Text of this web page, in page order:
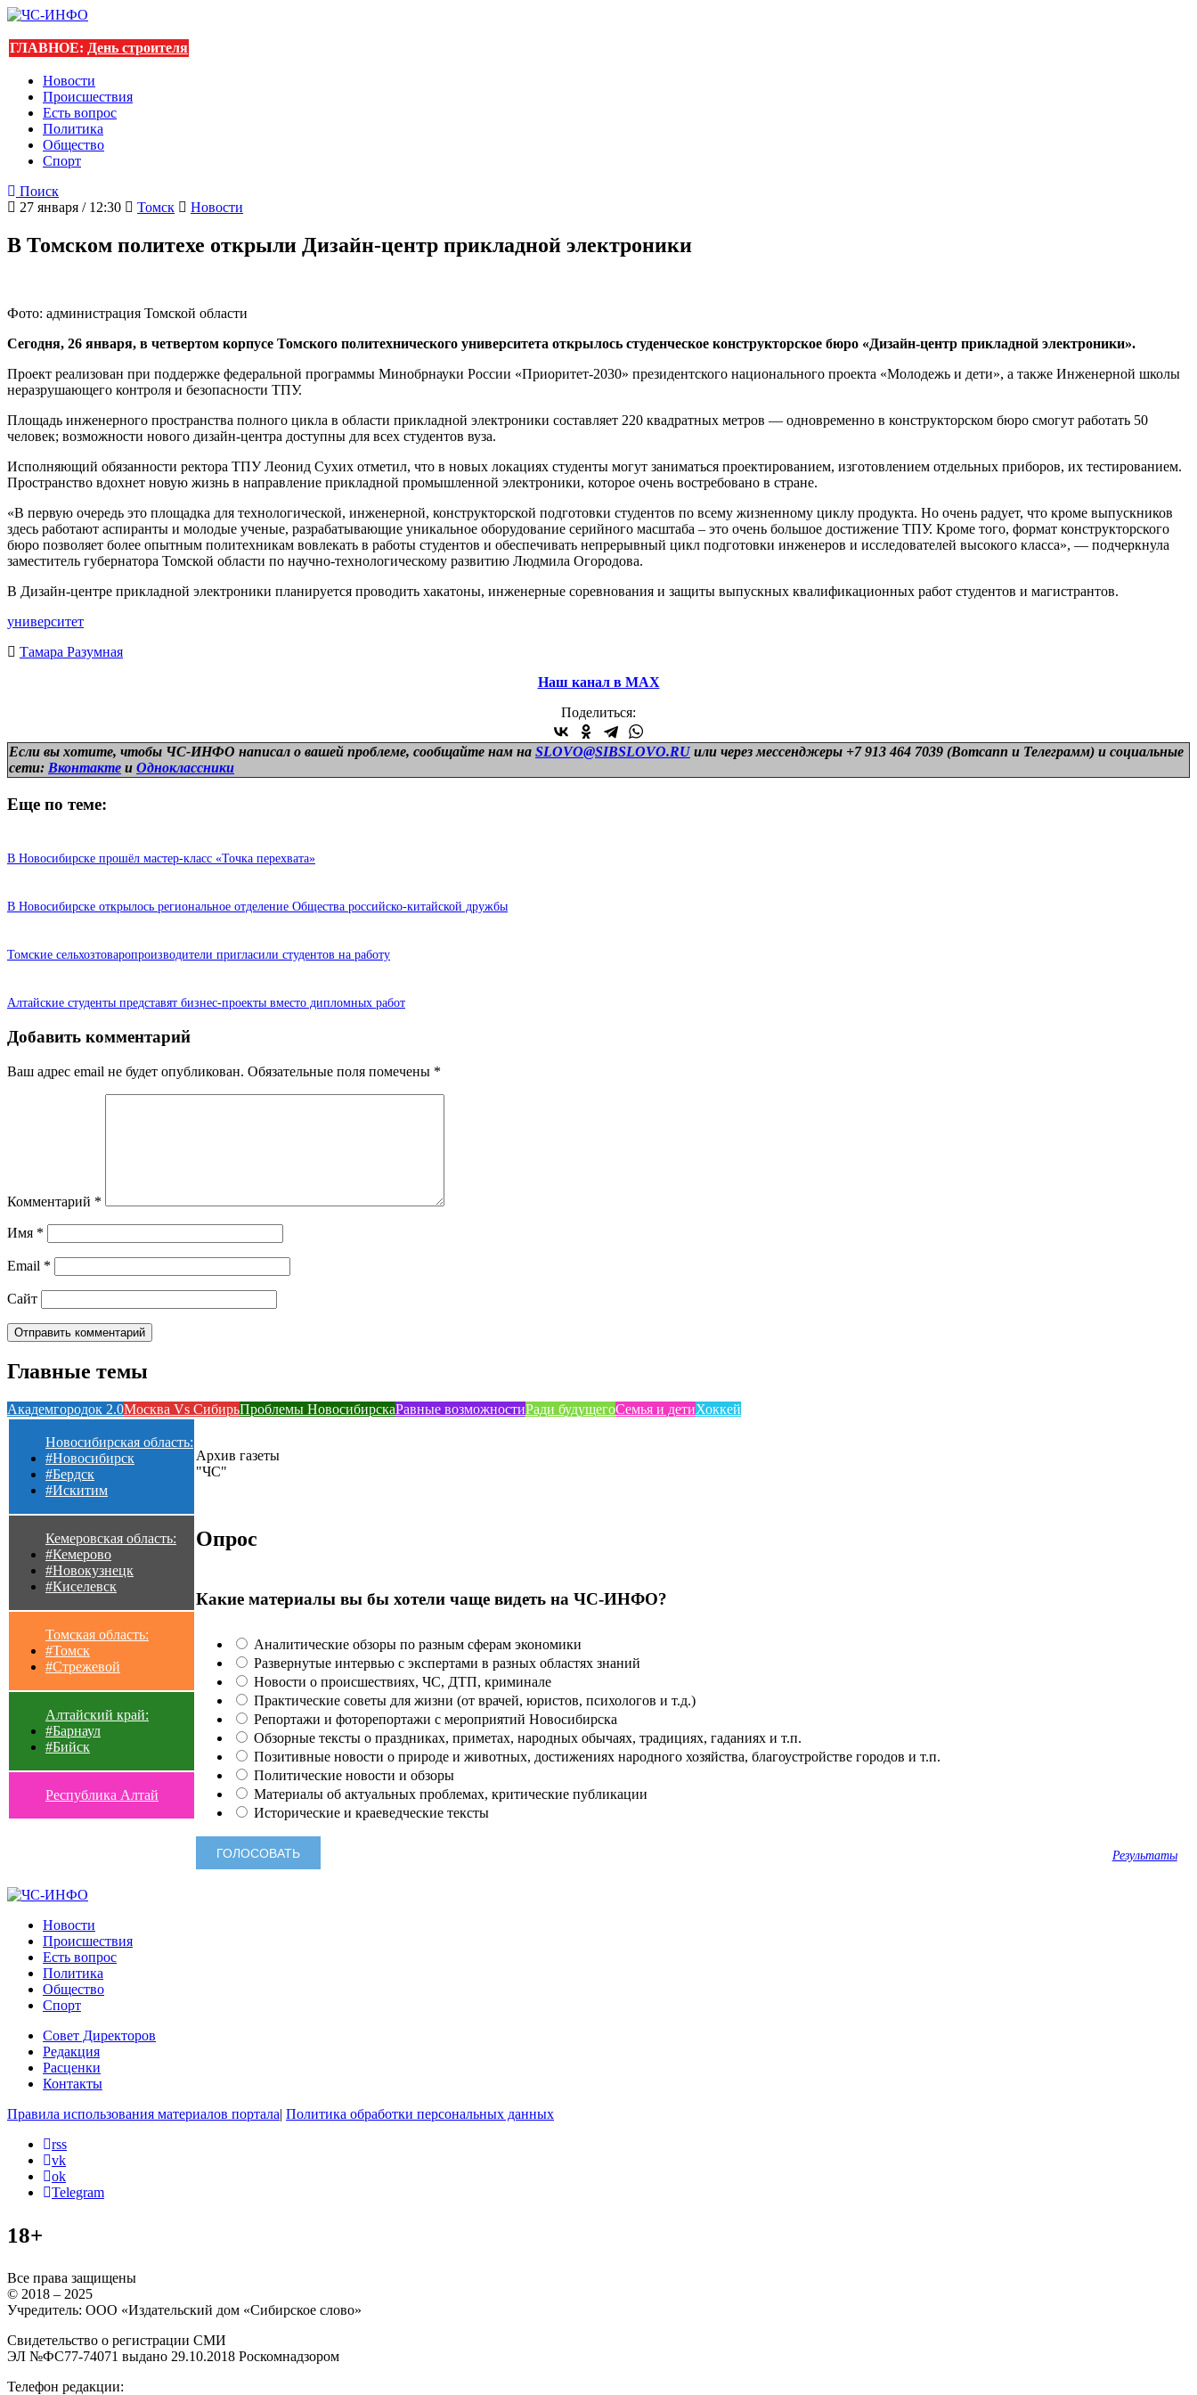
ГЛАВНОЕ: День строителя
Новости
Происшествия
Есть вопрос
Политика
Общество
Спорт
Поиск
27 января / 12:30
Томск Новости
В Томском политехе открыли Дизайн-центр прикладной электроники
Фото: администрация Томской области
Сегодня, 26 января, в четвертом корпусе Томского политехнического университета открылось студенческое конструкторское бюро «Дизайн-центр прикладной электроники».
Проект реализован при поддержке федеральной программы Минобрнауки России «Приоритет-2030» президентского национального проекта «Молодежь и дети», а также Инженерной школы
неразрушающего контроля и безопасности ТПУ.
Площадь инженерного пространства полного цикла в области прикладной электроники составляет 220 квадратных метров — одновременно в конструкторском бюро смогут работать 50
человек; возможности нового дизайн-центра доступны для всех студентов вуза.
Исполняющий обязанности ректора ТПУ Леонид Сухих отметил, что в новых локациях студенты могут заниматься проектированием, изготовлением отдельных приборов, их тестированием.
Пространство вдохнет новую жизнь в направление прикладной промышленной электроники, которое очень востребовано в стране.
«В первую очередь это площадка для технологической, инженерной, конструкторской подготовки студентов по всему жизненному циклу продукта. Но очень радует, что кроме выпускников
здесь работают аспиранты и молодые ученые, разрабатывающие уникальное оборудование серийного масштаба – это очень большое достижение ТПУ. Кроме того, формат конструкторского
бюро позволяет более опытным политехникам вовлекать в работы студентов и обеспечивать непрерывный цикл подготовки инженеров и исследователей высокого класса», — подчеркнула
заместитель губернатора Томской области по научно-технологическому развитию Людмила Огородова.
В Дизайн-центре прикладной электроники планируется проводить хакатоны, инженерные соревнования и защиты выпускных квалификационных работ студентов и магистрантов.
университет
Тамара Разумная
Наш канал в МАХ
Поделиться:
Если вы хотите, чтобы ЧС-ИНФО написал о вашей проблеме, сообщайте нам на SLOVO@SIBSLOVO.RU или через мессенджеры +7 913 464 7039 (Вотсапп и Телеграмм) и социальные
сети: Вконтакте и Одноклассники
Еще по теме:
В Новосибирске прошёл мастер-класс «Точка перехвата»
В Новосибирске открылось региональное отделение Общества российско-китайской дружбы
Томские сельхозтоваропроизводители пригласили студентов на работу
Алтайские студенты представят бизнес-проекты вместо дипломных работ
Добавить комментарий
Ваш адрес email не будет опубликован. Обязательные поля помечены *
Комментарий *
Имя *
Email *
Сайт
Главные темы
Академгородок 2.0Москва Vs СибирьПроблемы НовосибирскаРавные возможностиРади будущегоСемья и детиХоккей
Новосибирская область:
#Новосибирск
#Бердск
#Искитим
Кемеровская область:
#Кемерово
#Новокузнецк
#Киселевск
Томская область:
#Томск
#Стрежевой
Алтайский край:
#Барнаул
#Бийск
Республика Алтай
Архив газеты
"ЧС"
Опрос
Какие материалы вы бы хотели чаще видеть на ЧС-ИНФО?
Аналитические обзоры по разным сферам экономики
Развернутые интервью с экспертами в разных областях знаний
Новости о происшествиях, ЧС, ДТП, криминале
Практические советы для жизни (от врачей, юристов, психологов и т.д.)
Репортажи и фоторепортажи с мероприятий Новосибирска
Обзорные тексты о праздниках, приметах, народных обычаях, традициях, гаданиях и т.п.
Позитивные новости о природе и животных, достижениях народного хозяйства, благоустройстве городов и т.п.
Политические новости и обзоры
Материалы об актуальных проблемах, критические публикации
Исторические и краеведческие тексты
Результаты
Новости
Происшествия
Есть вопрос
Политика
Общество
Спорт
Совет Директоров
Редакция
Расценки
Контакты
Правила использования материалов портала| Политика обработки персональных данных
rss
vk
ok
Telegram
18+
Все права защищены
© 2018 – 2025
Учредитель: ООО «Издательский дом «Сибирское слово»
Свидетельство о регистрации СМИ
ЭЛ №ФС77-74071 выдано 29.10.2018 Роскомнадзором
Телефон редакции: